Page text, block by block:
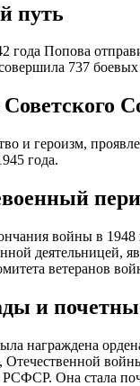
путь
года Попова
737
и героизм,
года.
войны в 1948
деятельницей,
ветеранов
и
награждена
РСФСР. Она стала